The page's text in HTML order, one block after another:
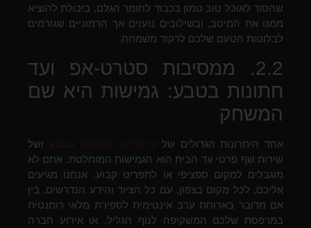
שהסוד לאוכל טוב טמון בכבוד לחומר הגלם, ביכולת להוציא
ממנו את המיטב, ובשילובים נועזים אך הרמוניים שגורמים
לבלוטות הטעם שלכם לרקוד משמחה.
2.2. ממסיבות סטרט-אפ ועד
חתונות בטבע: גמישות היא שם
המשחק
אחד היתרונות הגדולים של קייטרינג לחתונות בטבע ושל
שירות שף פרטי עד הבית הוא הגמישות המוחלטת. אתם לא
מוגבלים למקום ספציפי או לתפריט קבוע. אנחנו מגיעים
אליכם, לכל מקום בצפון, עם כל הציוד והידע הנדרשים. בין
אם מדובר בארוחת ערב אינטימית לספירת מלאי רומנטית
במרפסת שלכם המשקיפה לנוף הגליל, או אירוע חברה